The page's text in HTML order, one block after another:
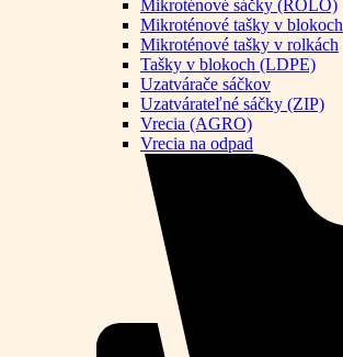
Mikroténové sáčky (ROLO)
Mikroténové tašky v blokoch
Mikroténové tašky v rolkách
Tašky v blokoch (LDPE)
Uzatvárače sáčkov
Uzatvárateľné sáčky (ZIP)
Vrecia (AGRO)
Vrecia na odpad